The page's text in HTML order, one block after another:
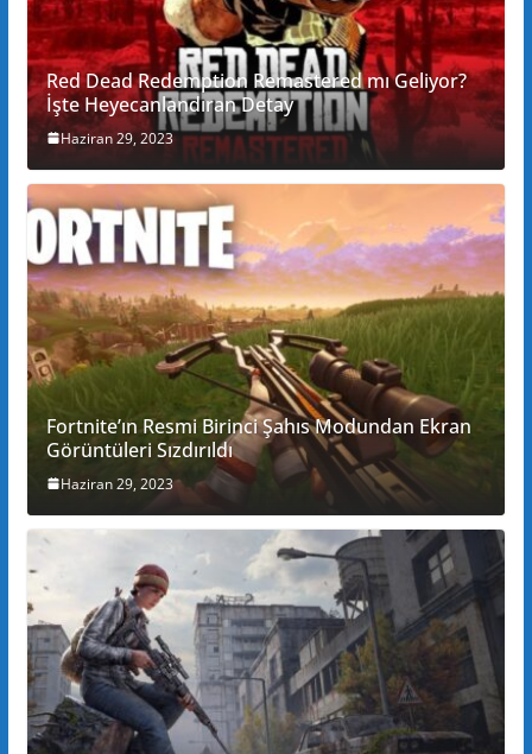
Red Dead Redemption Remastered mı Geliyor?
İşte Heyecanlandıran Detay
Haziran 29, 2023
Fortnite’ın Resmi Birinci Şahıs Modundan Ekran
Görüntüleri Sızdırıldı
Haziran 29, 2023